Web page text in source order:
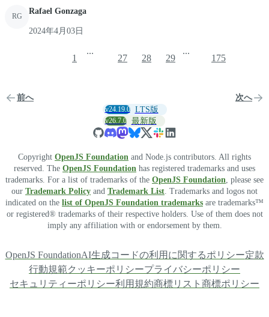
RG
Rafael Gonzaga
2024年4月03日
前へ
1
...
27 28 29
...
175
次へ
v24.19.0 LTS版
v26.7.0 最新版
Copyright OpenJS Foundation and Node.js contributors. All rights
reserved. The OpenJS Foundation has registered trademarks and uses
trademarks. For a list of trademarks of the OpenJS Foundation , please see
our Trademark Policy and Trademark List . Trademarks and logos not
indicated on the list of OpenJS Foundation trademarks are trademarks™
or registered® trademarks of their respective holders. Use of them does not
imply any affiliation with or endorsement by them.
OpenJS FoundationAI生成コードの利用に関するポリシー定款
行動規範クッキーポリシープライバシーポリシー
セキュリティーポリシー利用規約商標リスト 商標ポリシー